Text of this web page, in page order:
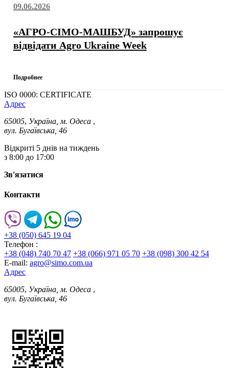
09.06.2026
«АГРО-СІМО-МАШБУД» запрошує
відвідати Agro Ukraine Week
Подробнее
ISO 0000: CERTIFICATE
Адрес
65005, Україна, м. Одеса ,
вул. Бугаївська, 46
Відкриті 5 днів на тиждень
з 8:00 до 17:00
Зв'язатися
Контакти
+38 (050) 645 19 04
Телефон :
+38 (048) 740 70 47 +38 (066) 971 05 70 +38 (098) 300 42 54
E-mail: agro@simo.com.ua
Адрес
65005, Україна, м. Одеса ,
вул. Бугаївська, 46